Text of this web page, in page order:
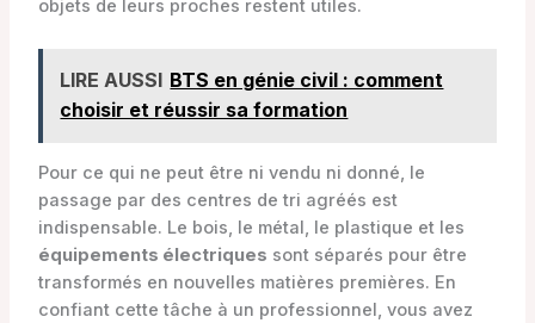
objets de leurs proches restent utiles.
LIRE AUSSI BTS en génie civil : comment
choisir et réussir sa formation
Pour ce qui ne peut être ni vendu ni donné, le
passage par des centres de tri agréés est
indispensable. Le bois, le métal, le plastique et les
équipements électriques sont séparés pour être
transformés en nouvelles matières premières. En
confiant cette tâche à un professionnel, vous avez